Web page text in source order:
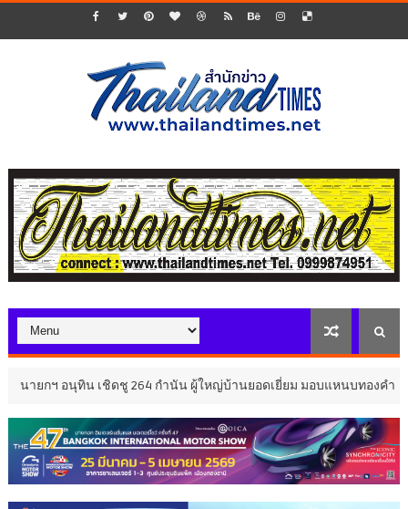
เชิดชู 264 กำนัน ผู้ใหญ่บ้านยอดเยี่ยม มอบแหนบทองคำ “รางวัลเกียรติย